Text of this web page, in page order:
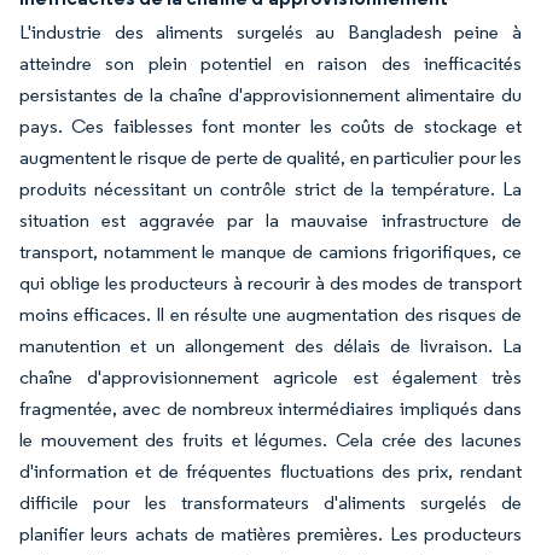
L'industrie des aliments surgelés au Bangladesh peine à
atteindre son plein potentiel en raison des inefficacités
persistantes de la chaîne d'approvisionnement alimentaire du
pays. Ces faiblesses font monter les coûts de stockage et
augmentent le risque de perte de qualité, en particulier pour les
produits nécessitant un contrôle strict de la température. La
situation est aggravée par la mauvaise infrastructure de
transport, notamment le manque de camions frigorifiques, ce
qui oblige les producteurs à recourir à des modes de transport
moins efficaces. Il en résulte une augmentation des risques de
manutention et un allongement des délais de livraison. La
chaîne d'approvisionnement agricole est également très
fragmentée, avec de nombreux intermédiaires impliqués dans
le mouvement des fruits et légumes. Cela crée des lacunes
d'information et de fréquentes fluctuations des prix, rendant
difficile pour les transformateurs d'aliments surgelés de
planifier leurs achats de matières premières. Les producteurs